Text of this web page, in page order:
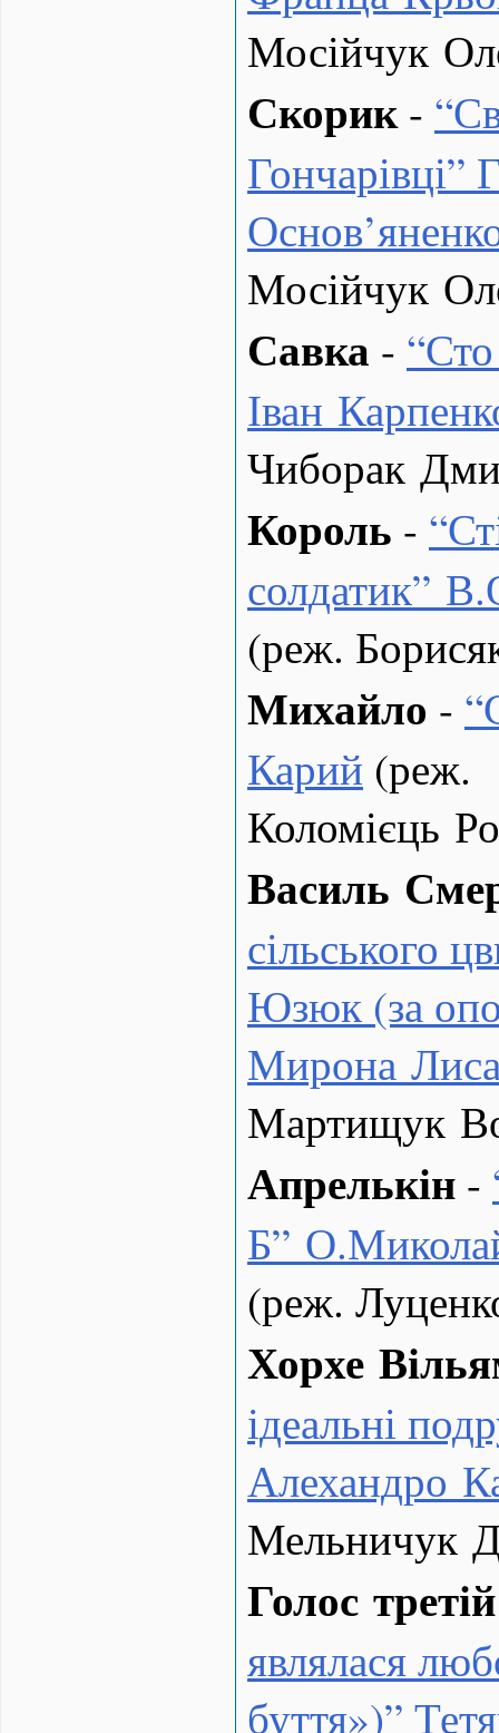
Мосійчук
Скорик- “
Гончарівці”
Мосійчук
Савка - “
Іван
Чиборак
Король - “
солдатик”
(реж.
Михайло - “
Карий (реж.
Коломієць
Василь
сільського
Юзюк (за
Мирона
Мартищук
Апрелькін -
Б”
(реж.
Хорхе
ідеальні
Алехандро
Мельничук
Голос третій
являлася
буття»)”